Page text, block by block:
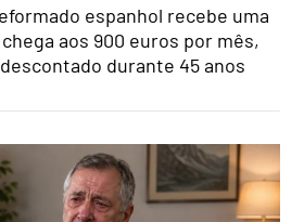
espanhol recebe uma
aos 900 euros por mês,
durante 45 anos